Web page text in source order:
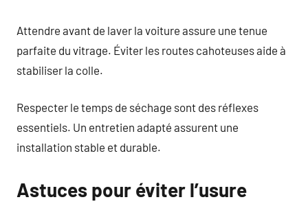
Attendre avant de laver la voiture assure une tenue
parfaite du vitrage. Éviter les routes cahoteuses aide à
stabiliser la colle.
Respecter le temps de séchage sont des réflexes
essentiels. Un entretien adapté assurent une
installation stable et durable.
Astuces pour éviter l’usure